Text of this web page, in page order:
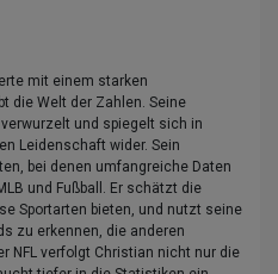
mit einem starken
die Welt der Zahlen. Seine
und spiegelt sich in
Leidenschaft wider. Sein
bei denen umfangreiche Daten
und Fußball. Er schätzt die
Sportarten bieten, und nutzt seine
zu erkennen, die anderen
NFL verfolgt Christian nicht nur die